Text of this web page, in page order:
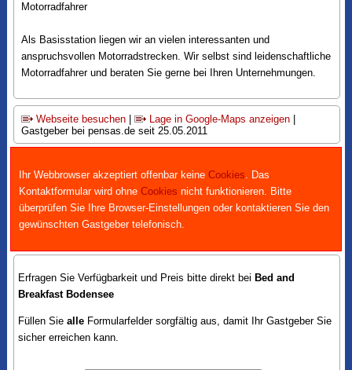
Motorradfahrer
Als Basisstation liegen wir an vielen interessanten und
anspruchsvollen Motorradstrecken. Wir selbst sind leidenschaftliche
Motorradfahrer und beraten Sie gerne bei Ihren Unternehmungen.
Webseite besuchen| Lage in Google-Maps anzeigen|
Gastgeber bei pensas.de seit 25.05.2011
Ihr Webbrowser akzeptiert offenbar keineCookies . Das
Kontaktformular wird ohneCookies nicht funktionieren. Bitte
überprüfen Sie Ihre Browser-Einstellungen oder kontaktieren Sie den
gewünschten Gastgeber telefonisch.
Erfragen Sie Verfügbarkeit und Preis bitte direkt bei Bed and
Breakfast Bodensee
Füllen Sie alleFormularfelder sorgfältig aus, damit Ihr Gastgeber Sie
sicher erreichen kann.